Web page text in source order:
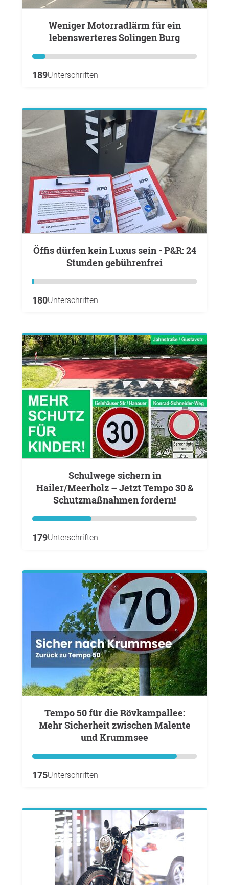
Weniger Motorradlärm für ein
lebenswerteres Solingen Burg
189Unterschriften
Öffis dürfen kein Luxus sein - P&R: 24
Stunden gebührenfrei
180Unterschriften
Schulwege sichern in
Hailer/Meerholz – Jetzt Tempo 30 &
Schutzmaßnahmen fordern!
179Unterschriften
Tempo 50 für die Rövkampallee:
Mehr Sicherheit zwischen Malente
und Krummsee
175Unterschriften